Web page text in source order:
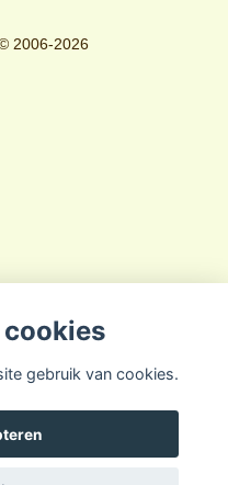
2006-2026
gebruik van cookies.